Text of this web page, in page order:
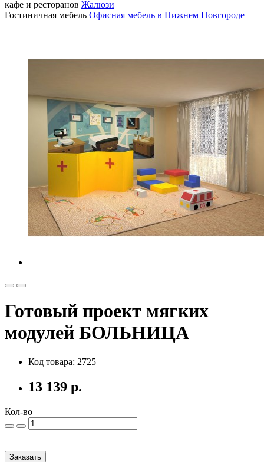
кафе и ресторанов Жалюзи
Гостиничная мебель Офисная мебель в Нижнем Новгороде
Готовый проект мягких
модулей БОЛЬНИЦА
Код товара: 2725
13 139 р.
Кол-во
Заказать